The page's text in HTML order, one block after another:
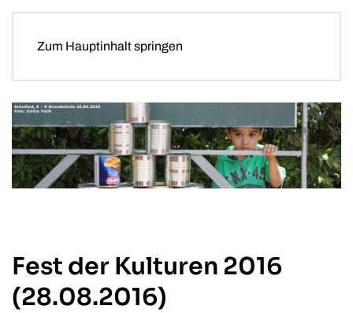
Zum Hauptinhalt springen
Fest der Kulturen 2016
(28.08.2016)